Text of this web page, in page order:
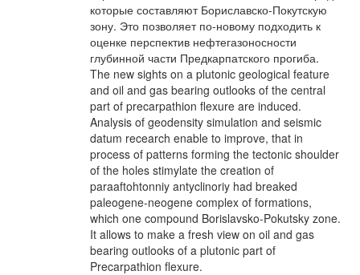
которые составляют Бориславско-Покутскую
зону. Это позволяет по-новому подходить к
оценке перспектив нефтегазоносности
глубинной части Предкарпатского прогиба.
The new sights on a plutonic geological feature
and oil and gas bearing outlooks of the central
part of precarpathion flexure are induced.
Analysis of geodensity simulation and seismic
datum recearch enable to improve, that in
process of patterns forming the tectonic shoulder
of the holes stimylate the creation of
paraaftohtonniy antyclinoriy had breaked
paleogene-neogene complex of formations,
which one compound Borislavsko-Pokutsky zone.
It allows to make a fresh view on oil and gas
bearing outlooks of a plutonic part of
Precarpathion flexure.